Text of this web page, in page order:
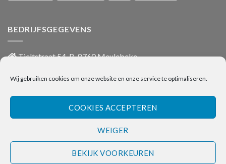
Wij gebruiken cookies om onze website en onze service te optimaliseren.
COOKIES ACCEPTEREN
WEIGER
BEKIJK VOORKEUREN
BEDRIJFSGEGEVENS
Tieltstraat 54, B-8760 Meulebeke
info@onlinehanddoeken.be
BTW nr.: BE0860.852.630
Visa Bancontact
Bank
Transfer
IDeal